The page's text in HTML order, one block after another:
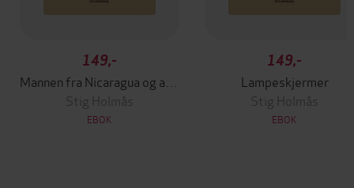
149,-
Stig Holmås
EBOK
149,-
Lampeskjermer
Stig Holmås
EBOK